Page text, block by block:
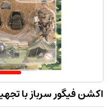
اکشن فیگور سرباز با